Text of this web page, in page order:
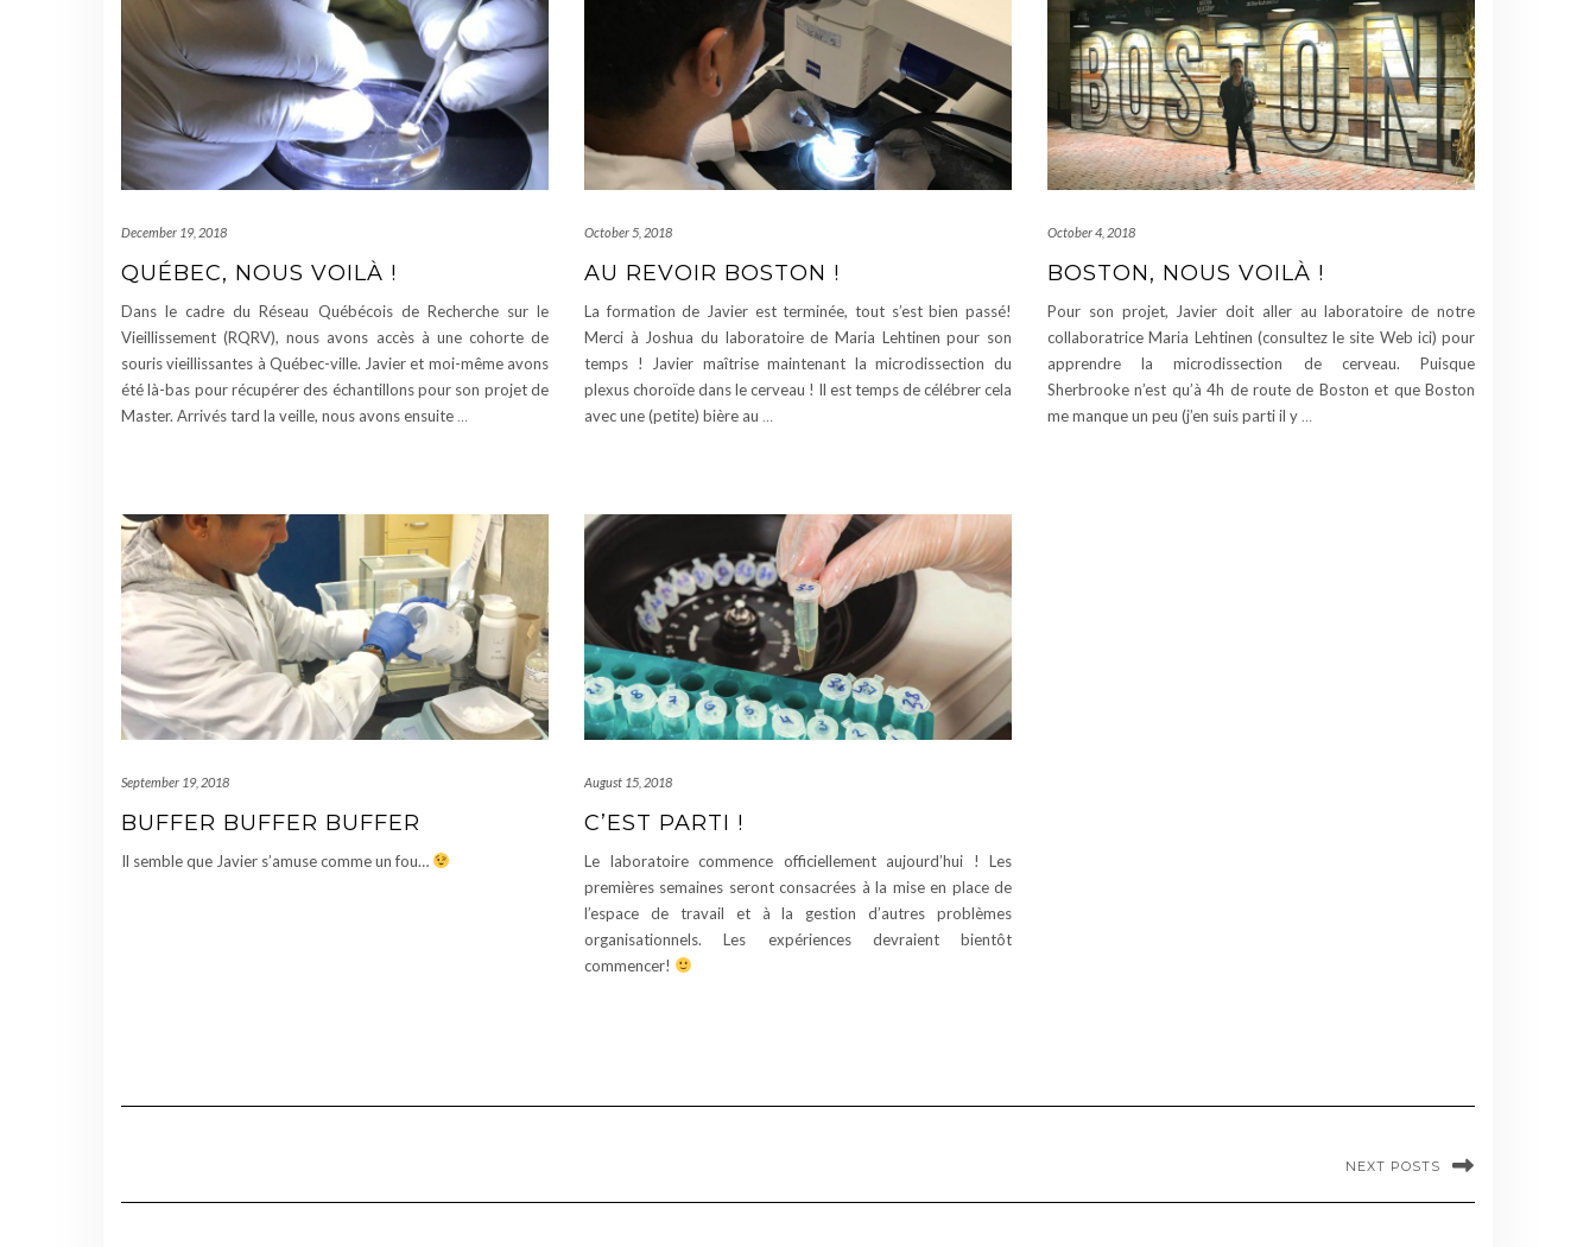
December 19, 2018
QUÉBEC, NOUS VOILÀ !
Dans le cadre du Réseau Québécois de Recherche sur le
Vieillissement (RQRV), nous avons accès à une cohorte de
souris vieillissantes à Québec-ville. Javier et moi-même avons
été là-bas pour récupérer des échantillons pour son projet de
Master. Arrivés tard la veille, nous avons ensuite…
October 5, 2018
AU REVOIR BOSTON !
La formation de Javier est terminée, tout s’est bien passé!
Merci à Joshua du laboratoire de Maria Lehtinen pour son
temps ! Javier maîtrise maintenant la microdissection du
plexus choroïde dans le cerveau ! Il est temps de célébrer cela
avec une (petite) bière au …
October 4, 2018
BOSTON, NOUS VOILÀ !
Pour son projet, Javier doit aller au laboratoire de notre
collaboratrice Maria Lehtinen (consultez le site Web ici) pour
apprendre la microdissection de cerveau. Puisque
Sherbrooke n’est qu’à 4h de route de Boston et que Boston
me manque un peu (j’en suis parti il y…
September 19, 2018
BUFFER BUFFER BUFFER
Il semble que Javier s’amuse comme un fou…
August 15, 2018
C’EST PARTI !
Le laboratoire commence officiellement aujourd’hui ! Les
premières semaines seront consacrées à la mise en place de
l’espace de travail et à la gestion d’autres problèmes
organisationnels. Les expériences devraient bientôt
commencer!
NEXT POSTS